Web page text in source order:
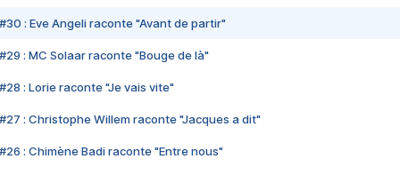
#30 : Eve Angeli raconte "Avant de partir"
#29 : MC Solaar raconte "Bouge de là"
#28 : Lorie raconte "Je vais vite"
#27 : Christophe Willem raconte "Jacques a dit"
#26 : Chimène Badi raconte "Entre nous"